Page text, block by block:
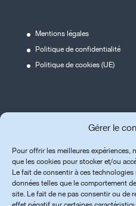
Gérer le
Pour offrir les meilleures
que les cookies pour stocker et/ou
Le fait de consentir à ces
données telles que le comportement
site. Le fait de ne pas consentir ou de
Mentions légales
Politique de confidentialité
Politique de cookies (UE)
Offres d'emploi